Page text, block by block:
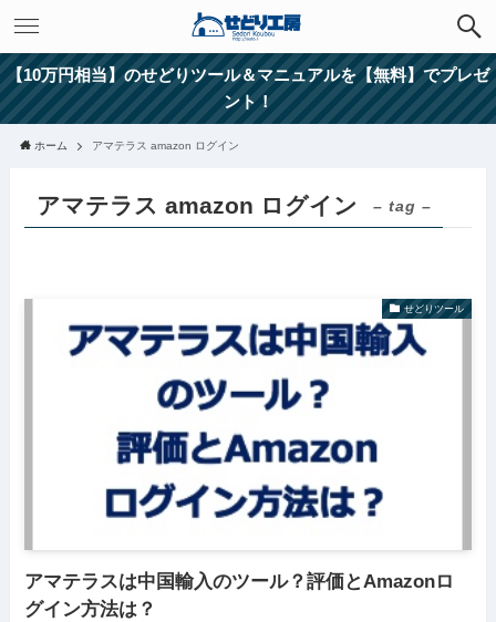
【10万円相当】のせどりツール＆マニュアルを【無料】でプレゼ
ント！
ホーム アマテラス amazon ログイン
アマテラス amazon ログイン – tag –
せどりツール
アマテラスは中国輸入のツール？評価とAmazonロ
グイン方法は？